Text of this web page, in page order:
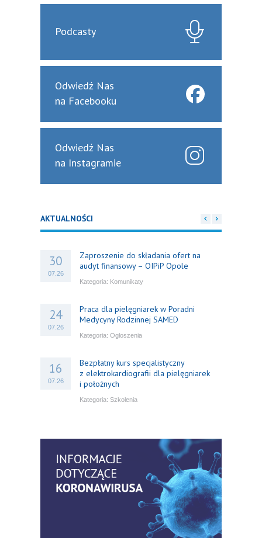
Podcasty
Odwiedź Nas
na Facebooku
Odwiedź Nas
na Instagramie
AKTUALNOŚCI
30
07.26
Zaproszenie do składania ofert na
audyt finansowy – OIPiP Opole
Kategoria: Komunikaty
24
07.26
Praca dla pielęgniarek w Poradni
Medycyny Rodzinnej SAMED
Kategoria: Ogłoszenia
16
07.26
Bezpłatny kurs specjalistyczny
z elektrokardiografii dla pielęgniarek
i położnych
Kategoria: Szkolenia
praktyki – aktualny konsensus ekspertów
w dostępie naczyniowym
Kategoria:Szkolenia
06
Zaproszenie na Ogólnopolską
Konferencję Naukową „Terminologia
w pielęgniarstwie – komunikacja,
standaryzacja, praktyka”